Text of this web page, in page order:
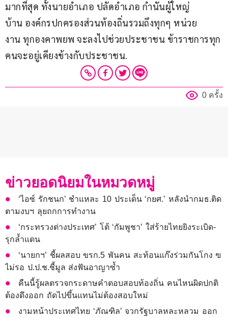
มากที่สุด ทั้งนายอำเภอ ปลัดอําเภอ กำนันผู้ใหญ่
บ้าน องค์กรปกครองส่วนท้องถิ่นรวมถึงทุกๆ หน่วย
งาน ทุกองคาพยพ จะลงไปช่วยประชาชน ข้าราชการทุก
คนจะอยู่เคียงข้างกับประชาชน.
0 ครั้ง
ข่าวยอดนิยมในหมวดหมู่
‘ไอซ์ รักชนก’ ชำแหละ 10 ประเด็น ‘กยศ.’ หลังนำกมธ.ติด
ตามงบฯ ลุยถกการทำงาน
‘กระทรวงต่างประเทศ’ โต้ ‘กัมพูชา’ ใส่ร้ายไทยยิงระเบิด-
รุกล้ำแดน
‘นายกฯ’ ชี้ผลสอบ ขรก.5 พันคน สะท้อนแก๊งร่วมกันโกง ฃ
ไม่รอ ป.ป.ช.ชี้มูล ส่งฟันอาญาซ้ำ
คืนนี้รู้ผลตรวจกระดาษคำตอบสอบท้องถิ่น คนไหนผิดปกติ
ต้องดึงออก ถัดไปขึ้นแทนไม่ต้องสอบใหม่
งามหน้าประเทศไทย ‘ภัณฑิล’ จวกรัฐบาลหละหลวม ออก